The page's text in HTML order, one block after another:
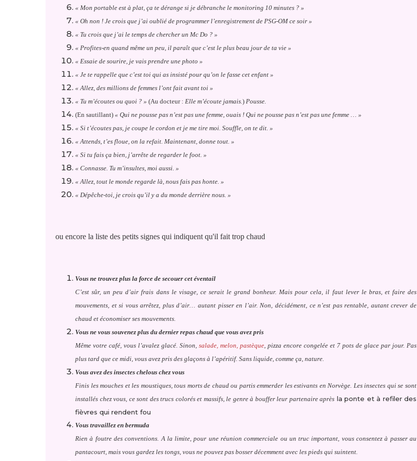
« Mon portable est à plat, ça te dérange si je débranche le monitoring 10 minutes ? »
« Oh non ! Je crois que j’ai oublié de programmer l’enregistrement de PSG-OM ce soir »
« Tu crois que j’ai le temps de chercher un Mc Do ? »
« Profites-en quand même un peu, il paraît que c’est le plus beau jour de ta vie »
« Essaie de sourire, je vais prendre une photo »
« Je te rappelle que c’est toi qui as insisté pour qu’on le fasse cet enfant »
« Allez, des millions de femmes l’ont fait avant toi »
« Tu m’écoutes ou quoi ? » (Au docteur : Elle m’écoute jamais.) Pousse.
(En sautillant) « Qui ne pousse pas n’est pas une femme, ouais ! Qui ne pousse pas n’est pas une femme … »
« Si t’écoutes pas, je coupe le cordon et je me tire moi. Souffle, on te dit. »
« Attends, t’es floue, on la refait. Maintenant, donne tout. »
« Si tu fais ça bien, j’arrête de regarder le foot. »
« Connasse. Tu m’insultes, moi aussi. »
« Allez, tout le monde regarde là, nous fais pas honte. »
« Dépêche-toi, je crois qu’il y a du monde derrière nous. »
ou encore la liste des petits signes qui indiquent qu'il fait trop chaud
Vous ne trouvez plus la force de secouer cet éventail
C’est sûr, un peu d’air frais dans le visage, ce serait le grand bonheur. Mais pour cela, il faut lever le bras, et faire des
mouvements, et si vous arrêtez, plus d’air… autant pisser en l’air. Non, décidément, ce n’est pas rentable, autant crever de
chaud et économiser ses mouvements.
Vous ne vous souvenez plus du dernier repas chaud que vous avez pris
Même votre café, vous l’avalez glacé. Sinon, salade, melon, pastèque, pizza encore congelée et 7 pots de glace par jour. Pas
plus tard que ce midi, vous avez pris des glaçons à l’apéritif. Sans liquide, comme ça, nature.
Vous avez des insectes chelous chez vous
Finis les mouches et les moustiques, tous morts de chaud ou partis emmerder les estivants en Norvège. Les insectes qui se sont
installés chez vous, ce sont des trucs colorés et massifs, le genre à bouffer leur partenaire après la ponte et à refiler des
fièvres qui rendent fou
Vous travaillez en bermuda
Rien à foutre des conventions. A la limite, pour une réunion commerciale ou un truc important, vous consentez à passer au
pantacourt, mais vous gardez les tongs, vous ne pouvez pas bosser décemment avec les pieds qui suintent.